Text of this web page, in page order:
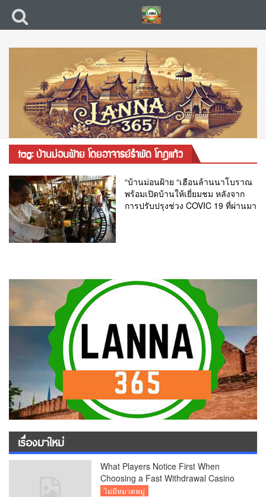
tag: บ้านม่อนฝ้าย โดยอาจารย์รำพัด โกฎแก้ว
“บ้านม่อนฝ้าย “เฮือนล้านนาโบราณ
พร้อมเปิดบ้านให้เยี่ยมชม หลังจาก
การปรับปรุงช่วง COVIC 19 ที่ผ่านมา
เรื่องมาใหม่
What Players Notice First When
Choosing a Fast Withdrawal Casino
UK
ไม่มีหมวดหมู่